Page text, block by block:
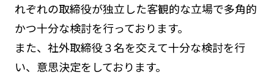
れぞれの取締役が独立した客観的な立場で多角的
かつ十分な検討を行っております。
また、社外取締役３名を交えて十分な検討を行
い、意思決定をしております。